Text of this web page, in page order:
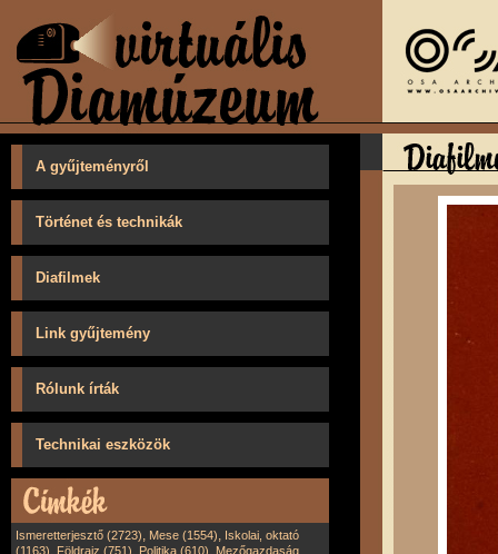
A gyűjteményről
Történet és technikák
Diafilmek
Link gyűjtemény
Rólunk írták
Technikai eszközök
Ismeretterjesztő (2723), Mese (1554), Iskolai, oktató
(1163), Földrajz (751), Politika (610), Mezőgazdaság